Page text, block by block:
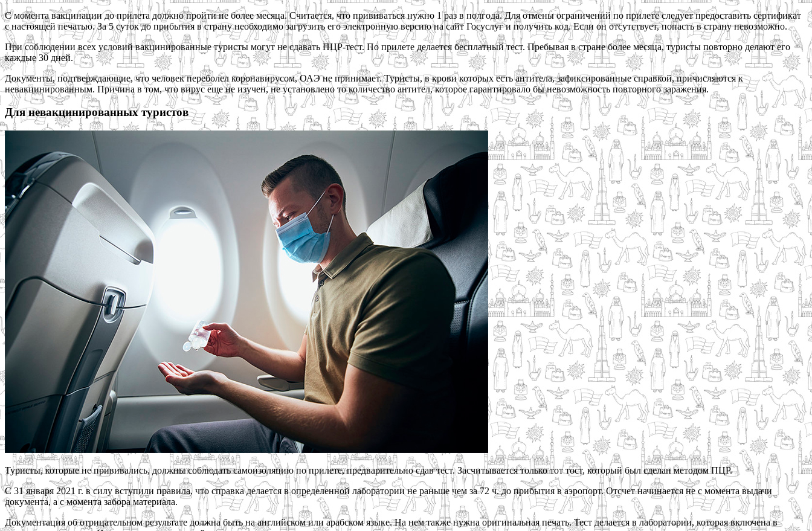
С момента вакцинации до прилета должно пройти не более месяца. Считается, что прививаться нужно 1 раз в полгода. Для отмены ограничений по прилете следует предоставить сертификат
с настоящей печатью. За 5 суток до прибытия в страну необходимо загрузить его электронную версию на сайт Госуслуг и получить код. Если он отсутствует, попасть в страну невозможно.
При соблюдении всех условий вакцинированные туристы могут не сдавать ПЦР-тест. По прилете делается бесплатный тест. Пребывая в стране более месяца, туристы повторно делают его
каждые 30 дней.
Документы, подтверждающие, что человек переболел коронавирусом, ОАЭ не принимает. Туристы, в крови которых есть антитела, зафиксированные справкой, причисляются к
невакцинированным. Причина в том, что вирус еще не изучен, не установлено то количество антител, которое гарантировало бы невозможность повторного заражения.
Для невакцинированных туристов
Туристы, которые не прививались, должны соблюдать самоизоляцию по прилете, предварительно сдав тест. Засчитывается только тот тост, который был сделан методом ПЦР.
С 31 января 2021 г. в силу вступили правила, что справка делается в определенной лаборатории не раньше чем за 72 ч. до прибытия в аэропорт. Отсчет начинается не с момента выдачи
документа, а с момента забора материала.
Документация об отрицательном результате должна быть на английском или арабском языке. На нем также нужна оригинальная печать. Тест делается в лаборатории, которая включена в